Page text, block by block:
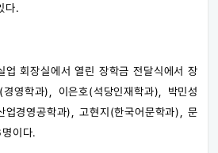
다.
업 회장실에서 열린 장학금 전달식에서 장
영학과), 이은호(석당인재학과), 박민성
업경영공학과), 고현지(한국어문학과), 문
이다.